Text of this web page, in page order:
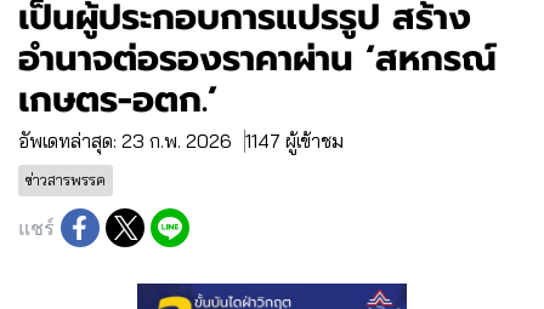
เป็นผู้ประกอบการแปรรูป สร้าง
อำนาจต่อรองราคาผ่าน ‘สหกรณ์
เกษตร-อตก.’
อัพเดทล่าสุด: 23 ก.พ. 2026 1147 ผู้เข้าชม
ข่าวสารพรรค
แชร์